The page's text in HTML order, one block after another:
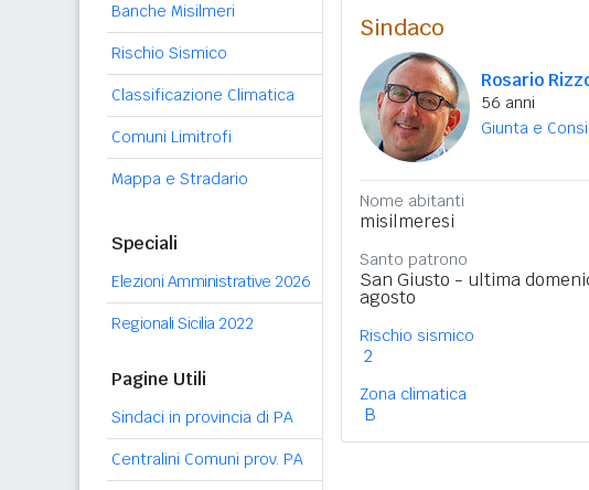
Banche Misilmeri
Rischio Sismico
Classificazione Climatica
Comuni Limitrofi
Mappa e Stradario
Speciali
Elezioni Amministrative 2026
Regionali Sicilia 2022
Pagine Utili
Sindaci in provincia di PA
Centralini Comuni prov. PA
Sindaco
Rosario
56 anni
Giunta e
Nome abitanti
misilmeresi
Santo patrono
San Giusto - ultima
agosto
Rischio sismico
2
Zona climatica
B